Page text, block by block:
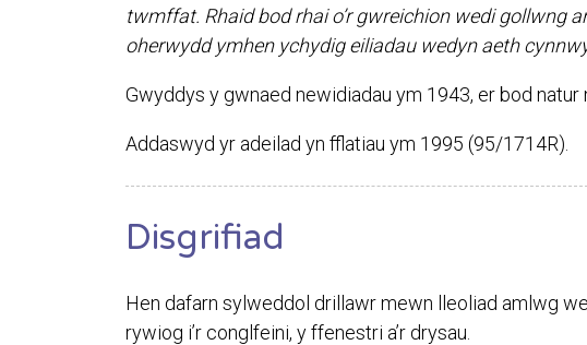
twmffat. Rhaid bod rhai o’r gwreichion wedi gollwng
oherwydd ymhen ychydig eiliadau wedyn aeth
Gwyddys y gwnaed newidiadau ym 1943, er bod natur
Addaswyd yr adeilad yn fflatiau ym 1995 (95/1714R).
Disgrifiad
Hen dafarn sylweddol drillawr mewn lleoliad amlwg
rywiog i’r conglfeini, y ffenestri a’r drysau.